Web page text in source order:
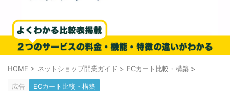
ペライチ キャッシュレス決済端末１vs１ ジンドゥー
POSレジ スマレジ カラーミーショップ Wix
楽天ペイ stera pack
HOME > ネットショップ開業ガイド > ECカート比較・構築 >
広告 ECカート比較・構築